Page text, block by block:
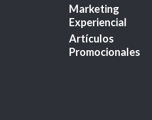
Marketing
Experiencial
Artículos
Promocionales